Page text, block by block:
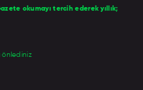
okumayı tercih ederek yıllık;
önlediniz